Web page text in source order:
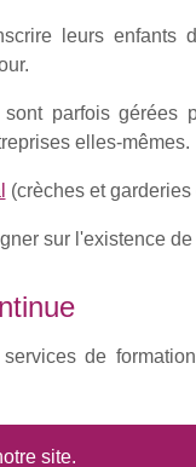
leurs enfants
parfois gérées
elles-mêmes.
(crèches et
sur l'existence
de
site.